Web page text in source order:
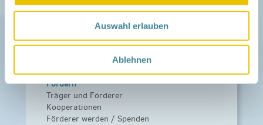
Auswahl erlauben
Ablehnen
Netzwerk
Über das Netzwerk
Infopool
Fördern
Träger und Förderer
Kooperationen
Förderer werden / Spenden